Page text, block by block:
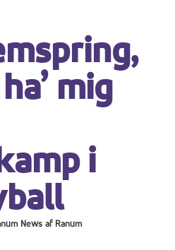
mig
i
News af Ranum